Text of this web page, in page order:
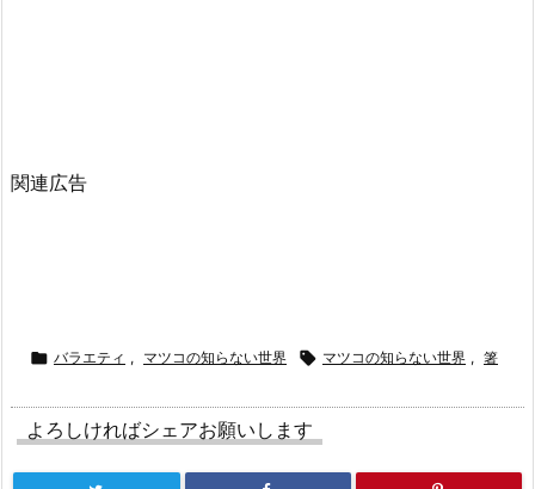
関連広告
 バラエティ , マツコの知らない世界  マツコの知らない世界 , 箸
よろしければシェアお願いします